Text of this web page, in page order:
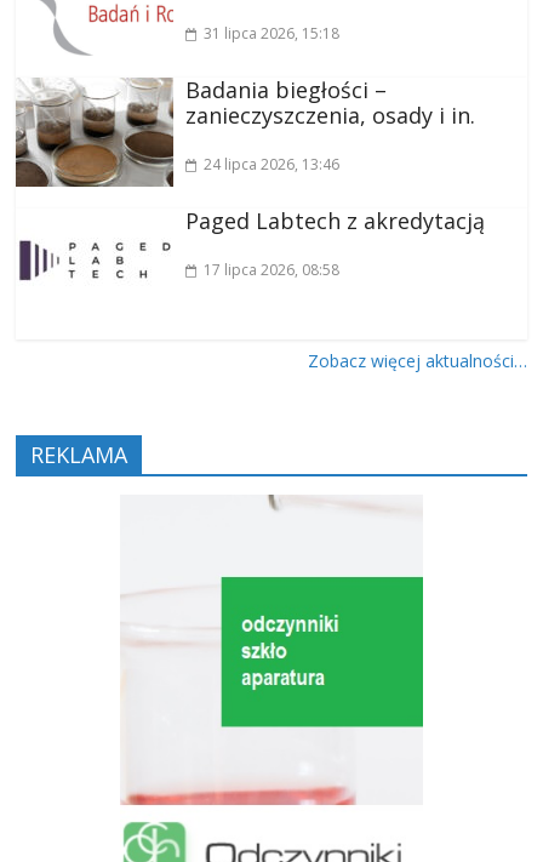
31 lipca 2026, 15:18
Badania biegłości –
zanieczyszczenia, osady i in.
24 lipca 2026, 13:46
Paged Labtech z akredytacją
17 lipca 2026, 08:58
Zobacz więcej aktualności…
REKLAMA